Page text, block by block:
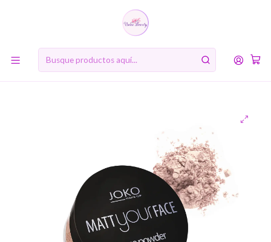
10% de descuento en tu primera compra online. Código: BIENVENIDA10
Matt Your Face Loose Powder (JOKO) Polvo Matificante
Transparente o con Color